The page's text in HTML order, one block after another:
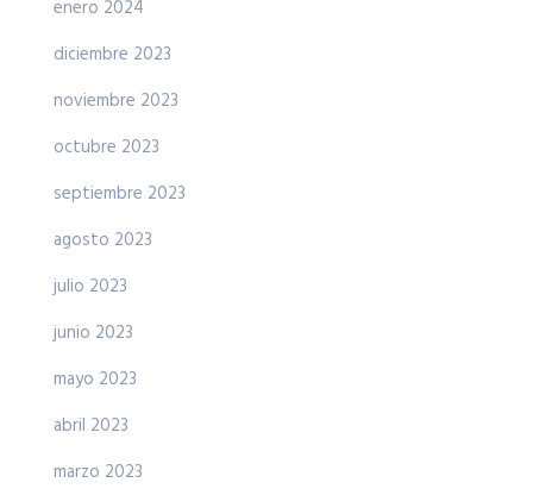
enero 2024
diciembre 2023
noviembre 2023
octubre 2023
septiembre 2023
agosto 2023
julio 2023
junio 2023
mayo 2023
abril 2023
marzo 2023